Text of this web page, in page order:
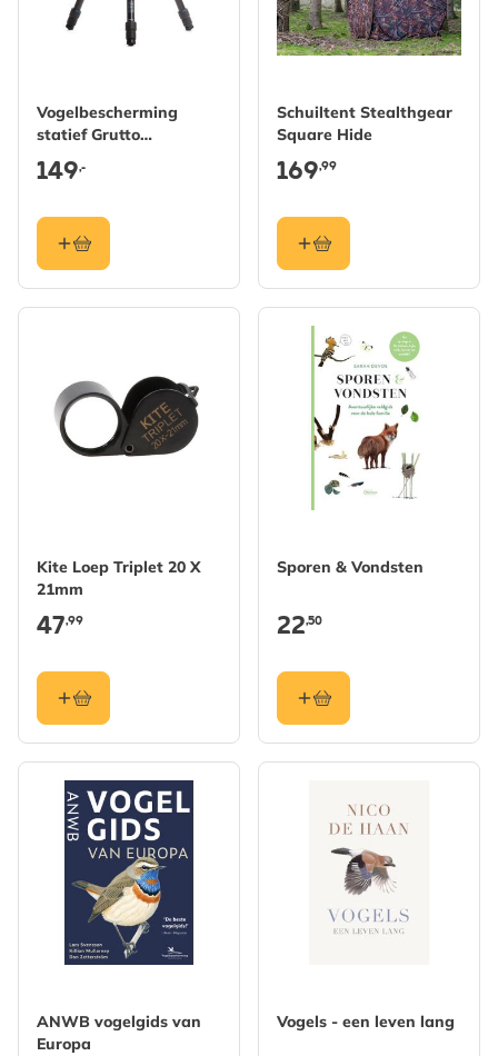
Vogelbescherming
statief Grutto
aluminium
149,-
Schuiltent Stealthgear
Square Hide
169,99
Kite Loep Triplet 20 X
21mm
47,99
Sporen & Vondsten
22,50
ANWB vogelgids van
Europa
Vogels - een leven lang